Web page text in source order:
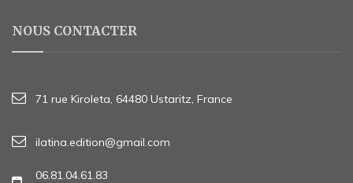
NOUS CONTACTER
71 rue Kiroleta, 64480 Ustaritz, France
ilatina.edition@gmail.com
06.81.04.61.83